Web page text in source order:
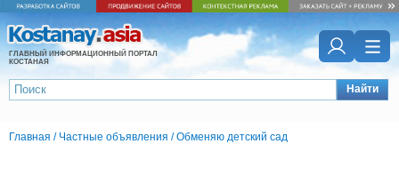
ГЛАВНЫЙ ИНФОРМАЦИОННЫЙ ПОРТАЛ
КОСТАНАЯ
Найти
Главная / Частные объявления /Обменяю детский сад